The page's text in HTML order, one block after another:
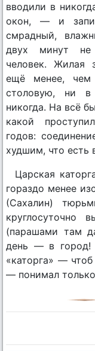
вводили в
окон, — и
смрадный,
двух минут не
человек. Жилая
ещё менее,
столовую, ни в
никогда. На всё
какой
годов:
худшим, что есть
Царская
гораздо менее
(Сахалин)
(парашами там
день — в город!
«каторга» —
— понимал